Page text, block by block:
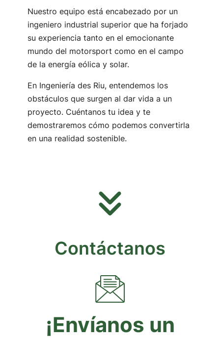
Nuestro equipo está encabezado por un
ingeniero industrial superior que ha forjado
su experiencia tanto en el emocionante
mundo del motorsport como en el campo
de la energía eólica y solar.
En Ingeniería des Riu, entendemos los
obstáculos que surgen al dar vida a un
proyecto. Cuéntanos tu idea y te
demostraremos cómo podemos convertirla
en una realidad sostenible.
Contáctanos
¡Envíanos un